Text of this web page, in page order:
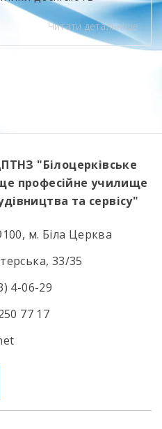
цьому не забувають
Олександр
напряму,
Читати детальніше
"Білоцерківське
професійне училище
та сервісу"
м. Біла Церква
33/35
4-06-29
77 17